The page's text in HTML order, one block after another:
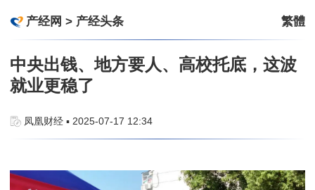
产经网 > 产经头条 繁體
中央出钱、地方要人、高校托底，这波
就业更稳了
凤凰财经 ▪ 2025-07-17 12:34